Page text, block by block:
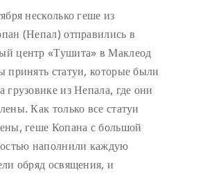
несколько геше из
(Непал) отправились в
центр «Тушита» в Маклеод
принять статуи, которые были
грузовике из Непала, где они
Как только все статуи
геше Копана с большой
наполнили каждую
обряд освящения, и